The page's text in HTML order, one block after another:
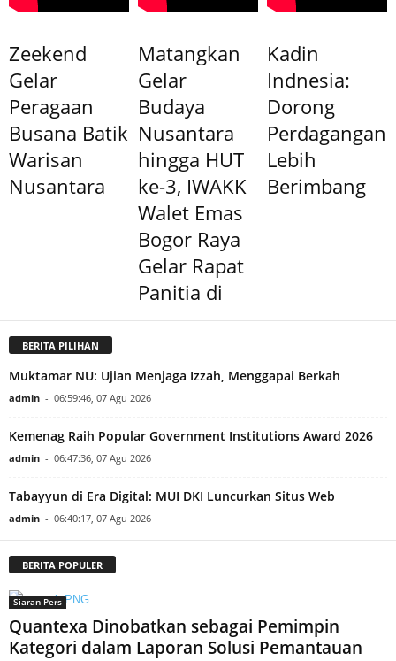
Zeekend
Gelar
Peragaan
Busana Batik
Warisan
Nusantara
Matangkan
Gelar
Budaya
Nusantara
hingga HUT
ke-3, IWAKK
Walet Emas
Bogor Raya
Gelar Rapat
Panitia di
Kadin
Indnesia:
Dorong
Perdagangan
Lebih
Berimbang
BERITA PILIHAN
Muktamar NU: Ujian Menjaga Izzah, Menggapai Berkah
admin - 06:59:46, 07 Agu 2026
Kemenag Raih Popular Government Institutions Award 2026
admin - 06:47:36, 07 Agu 2026
Tabayyun di Era Digital: MUI DKI Luncurkan Situs Web
admin - 06:40:17, 07 Agu 2026
BERITA POPULER
Siaran Pers
Quantexa Dinobatkan sebagai Pemimpin
Kategori dalam Laporan Solusi Pemantauan